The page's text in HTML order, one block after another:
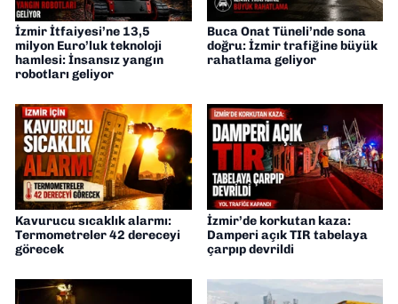
İzmir İtfaiyesi’ne 13,5
milyon Euro’luk teknoloji
hamlesi: İnsansız yangın
robotları geliyor
Buca Onat Tüneli’nde sona
doğru: İzmir trafiğine büyük
rahatlama geliyor
Kavurucu sıcaklık alarmı:
Termometreler 42 dereceyi
görecek
İzmir’de korkutan kaza:
Damperi açık TIR tabelaya
çarpıp devrildi